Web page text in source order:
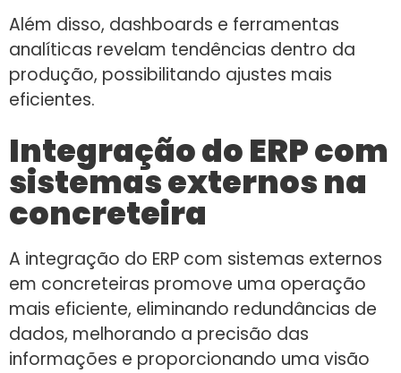
Além disso, dashboards e ferramentas
analíticas revelam tendências dentro da
produção, possibilitando ajustes mais
eficientes.
Integração do ERP com
sistemas externos na
concreteira
A integração do ERP com sistemas externos
em concreteiras promove uma operação
mais eficiente, eliminando redundâncias de
dados, melhorando a precisão das
informações e proporcionando uma visão